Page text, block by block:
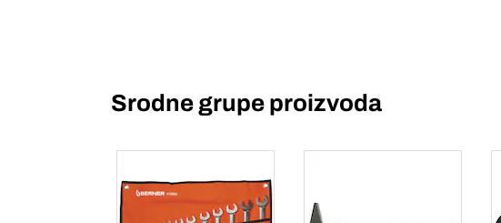
Srodne grupe proizvoda